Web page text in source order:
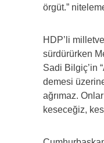
örgüt.”
HDP’li
sürdürürken
Sadi Bilgiç’in
demesi
ağrımaz.
keseceğiz,